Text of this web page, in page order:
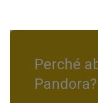
Perché